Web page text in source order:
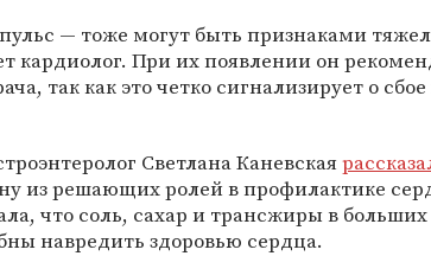
— тоже могут быть признаками
кардиолог. При их появлении он
так как это четко сигнализирует о сбое
Светлана Каневская
из решающих ролей в профилактике
что соль, сахар и трансжиры в больших
навредить здоровью сердца.